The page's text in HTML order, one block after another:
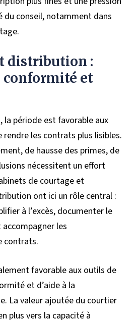
du conseil, notamment dans
distribution :
conformité et
la période est favorable aux
rendre les contrats plus lisibles.
de hausse des primes, de
nécessitent un effort
de courtage et
ont ici un rôle central :
à l’excès, documenter le
les
contrats.
favorable aux outils de
et d’aide à la
La valeur ajoutée du courtier
plus vers la capacité à